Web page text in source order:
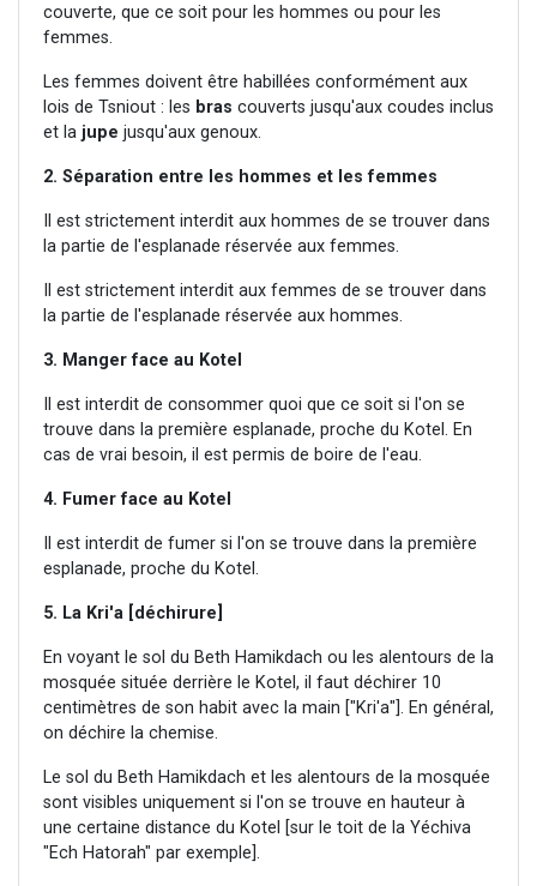
couverte, que ce soit pour les hommes ou pour les
femmes.
Les femmes doivent être habillées conformément aux
lois de Tsniout : les bras couverts jusqu'aux coudes inclus
et la jupe jusqu'aux genoux.
2. Séparation entre les hommes et les femmes
Il est strictement interdit aux hommes de se trouver dans
la partie de l'esplanade réservée aux femmes.
Il est strictement interdit aux femmes de se trouver dans
la partie de l'esplanade réservée aux hommes.
3. Manger face au Kotel
Il est interdit de consommer quoi que ce soit si l'on se
trouve dans la première esplanade, proche du Kotel. En
cas de vrai besoin, il est permis de boire de l'eau.
4. Fumer face au Kotel
Il est interdit de fumer si l'on se trouve dans la première
esplanade, proche du Kotel.
5. La Kri'a [déchirure]
En voyant le sol du Beth Hamikdach ou les alentours de la
mosquée située derrière le Kotel, il faut déchirer 10
centimètres de son habit avec la main ["Kri'a"]. En général,
on déchire la chemise.
Le sol du Beth Hamikdach et les alentours de la mosquée
sont visibles uniquement si l'on se trouve en hauteur à
une certaine distance du Kotel [sur le toit de la Yéchiva
"Ech Hatorah" par exemple].